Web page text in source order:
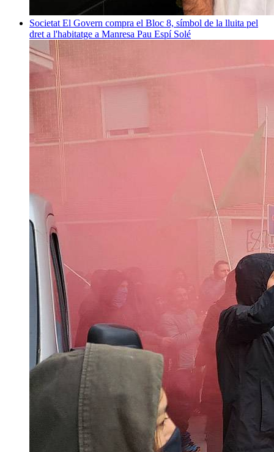
Societat El Govern compra el Bloc 8, símbol de la lluita pel
dret a l'habitatge a Manresa Pau Espí Solé